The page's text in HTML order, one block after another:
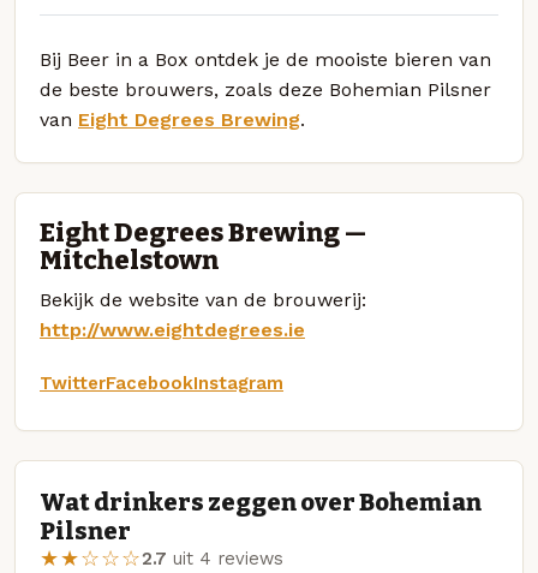
Bij Beer in a Box ontdek je de mooiste bieren van
de beste brouwers, zoals deze Bohemian Pilsner
van Eight Degrees Brewing.
Eight Degrees Brewing —
Mitchelstown
Bekijk de website van de brouwerij:
http://www.eightdegrees.ie
TwitterFacebookInstagram
Wat drinkers zeggen over Bohemian
Pilsner
★★☆☆☆2.7 uit 4 reviews